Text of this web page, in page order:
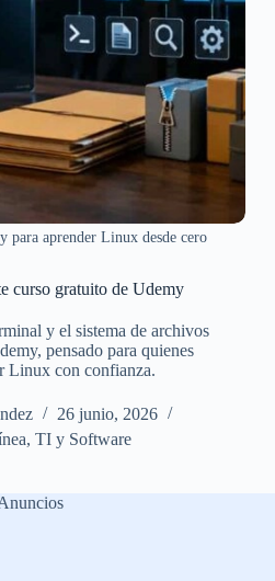
para aprender Linux desde cero
curso gratuito de Udemy
y el sistema de archivos
pensado para quienes
Linux con confianza.
26 junio, 2026
, TI y Software